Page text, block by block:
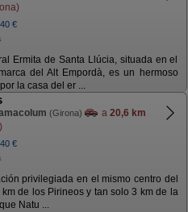
40 €
Ermita de Santa Llúcia, situada en el
del Alt Empordà, es un hermoso
la casa del er ...
(Girona) a 20,6 km
40 €
privilegiada en el mismo centro del
de los Pirineos y tan solo 3 km de la
Natu ...